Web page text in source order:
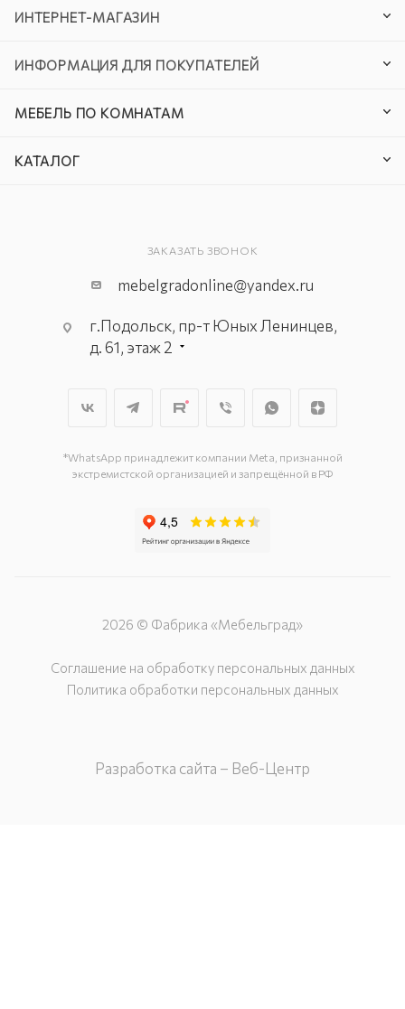
ИНТЕРНЕТ-МАГАЗИН
ИНФОРМАЦИЯ ДЛЯ ПОКУПАТЕЛЕЙ
МЕБЕЛЬ ПО КОМНАТАМ
КАТАЛОГ
ЗАКАЗАТЬ ЗВОНОК
mebelgradonline@yandex.ru
г.Подольск, пр-т Юных Ленинцев,
д. 61, этаж 2
г. Подольск, ул. Станционная, д. 11
*WhatsApp принадлежит компании Meta, признанной
экстремистской организацией и запрещённой в РФ
2026 © Фабрика «Мебельград»
Соглашение на обработку персональных данных
Политика обработки персональных данных
Разработка сайта – Веб-Центр